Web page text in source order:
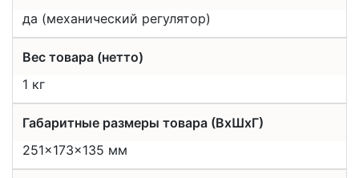
да (механический регулятор)
Вес товара (нетто)
1 кг
Габаритные размеры товара (ВxШxГ)
251x173x135 мм